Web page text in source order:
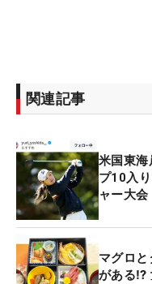
関連記事
米国東海
プ10入
ャー大
マグロと
がある⁉